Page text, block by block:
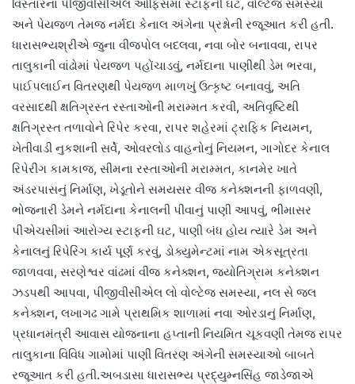
વિસ્તારના પીજીવીસીએલ ઓફિસમાં સ્ટાફની ઘટ, વોલ્ટેજ સમસ્યા
અને પેયજળ તેમજ નર્મદા કેનાલ અંગેના પ્રશ્નોની રજૂઆત કરી હતી.
ધારાસભ્યશ્રીએ જુના વીજપોલ બદલવા, નવા બોર બનાવવા, રાપર
તાલુકાની વાંઢોમાં પેયજળ પહોંચાડવું, નર્મદાના પાણીથી ડેમ ભરવા,
પાઈપલાઈન વિતરણથી પેયજળ માળખું ઉત્કૃષ્ટ બનાવવું, અતિ
વરસાદથી ક્ષતિગ્રસ્ત રસ્તાઓની મરામ્મત કરવી, અતિવૃષ્ટિથી
ક્ષતિગ્રસ્ત તળાવોને રિપેર કરવા, રાપર શહેરમાં ટ્રાફિક નિયમન,
ખેતીવાડી નુકશાની સર્વે, ઓવરલોડ વાહનોનું નિયમન, ગાગોદર કેનાલ
રિપેરીંગ કામકાજ, સીમના રસ્તાઓની મરામ્મત, કાનમેર ખાતે
અંડરપાસનું નિર્માણ, ખેડૂતોને સમયસર વીજ કનેક્શનની ફાળવણી,
ભોજનારી ડેમને નર્મદાના કેનાલની પીવાનું પાણી આપવું, ભીમાસર
પીએચસીમાં આરોગ્ય સ્ટાફની ઘટ, પાણી બંધ હોય ત્યારે ડેમ અને
કેનાલનું રિપેરિંગ કાર્ય પૂર્ણ કરવું, ડોક્યુમેન્ટમાં નામ એકસૂત્રતા
જાળવવા, સરણેશ્વર વાંઢમાં વીજ કનેક્શન, જ્યોતિગ્રામ કનેક્શન
ઝડપથી આપવા, પીજીવીસીએલ લો વોલ્ટેજ સમસ્યા, નલ સે જલ
કનેક્શન, લખાગઢ ગામે પ્રાથમિક શાળામાં નવા ઓરડાનું નિર્માણ,
પ્રધાનમંત્રી આવાસ યોજનાના હપ્તાની નિયમિત ચૂકવણી તેમજ રાપર
તાલુકાના વિવિધ ગામોમાં પાણી વિતરણ અંગેની સમસ્યાઓ બાબતે
રજૂઆત કરી હતી.અબડાસા ધારાસભ્ય પ્રદ્યુમ્નસિંહ જાડેજાએ